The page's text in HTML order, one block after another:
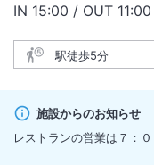
IN チェックイン
15:00 / OUT チェ
11:00
駅徒歩5分
施設からのお知らせ
レストランの営業は７：０